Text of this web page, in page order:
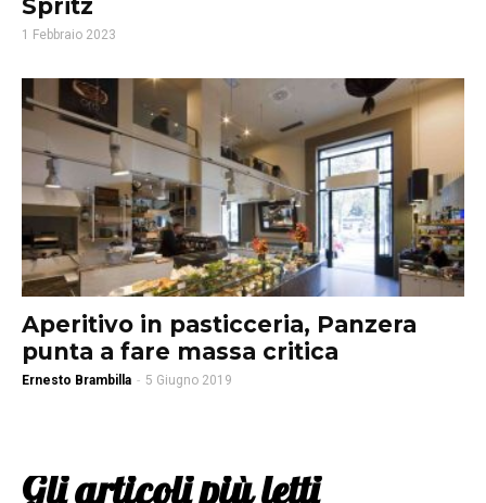
Spritz
1 Febbraio 2023
Aperitivo in pasticceria, Panzera
punta a fare massa critica
Ernesto Brambilla - 5 Giugno 2019
Gli articoli più letti